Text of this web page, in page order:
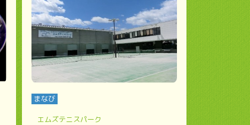
まなび
エムズテニスパーク